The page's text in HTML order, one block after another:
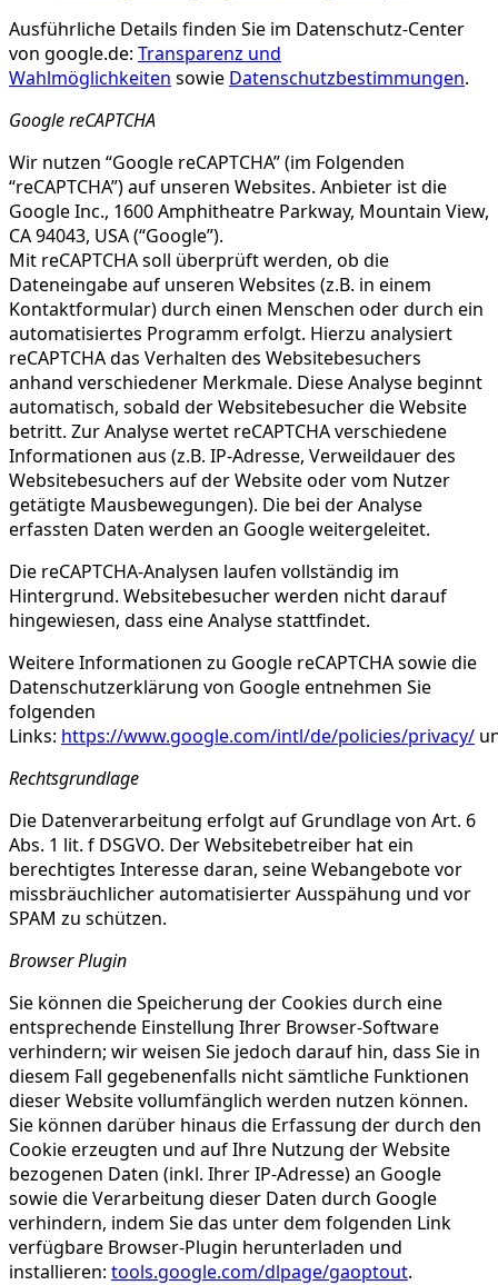
Ausführliche Details finden Sie im Datenschutz-Center
von google.de: Transparenz und
Wahlmöglichkeiten sowie Datenschutzbestimmungen.
Google reCAPTCHA
Wir nutzen “Google reCAPTCHA” (im Folgenden
“reCAPTCHA”) auf unseren Websites. Anbieter ist die
Google Inc., 1600 Amphitheatre Parkway, Mountain View,
CA 94043, USA (“Google”).
Mit reCAPTCHA soll überprüft werden, ob die
Dateneingabe auf unseren Websites (z.B. in einem
Kontaktformular) durch einen Menschen oder durch ein
automatisiertes Programm erfolgt. Hierzu analysiert
reCAPTCHA das Verhalten des Websitebesuchers
anhand verschiedener Merkmale. Diese Analyse beginnt
automatisch, sobald der Websitebesucher die Website
betritt. Zur Analyse wertet reCAPTCHA verschiedene
Informationen aus (z.B. IP-Adresse, Verweildauer des
Websitebesuchers auf der Website oder vom Nutzer
getätigte Mausbewegungen). Die bei der Analyse
erfassten Daten werden an Google weitergeleitet.
Die reCAPTCHA-Analysen laufen vollständig im
Hintergrund. Websitebesucher werden nicht darauf
hingewiesen, dass eine Analyse stattfindet.
Weitere Informationen zu Google reCAPTCHA sowie die
Datenschutzerklärung von Google entnehmen Sie
folgenden
Links: https://www.google.com/intl/de/policies/privacy/
Rechtsgrundlage
Die Datenverarbeitung erfolgt auf Grundlage von Art. 6
Abs. 1 lit. f DSGVO. Der Websitebetreiber hat ein
berechtigtes Interesse daran, seine Webangebote vor
missbräuchlicher automatisierter Ausspähung und vor
SPAM zu schützen.
Browser Plugin
Sie können die Speicherung der Cookies durch eine
entsprechende Einstellung Ihrer Browser-Software
verhindern; wir weisen Sie jedoch darauf hin, dass Sie in
diesem Fall gegebenenfalls nicht sämtliche Funktionen
dieser Website vollumfänglich werden nutzen können.
Sie können darüber hinaus die Erfassung der durch den
Cookie erzeugten und auf Ihre Nutzung der Website
bezogenen Daten (inkl. Ihrer IP-Adresse) an Google
sowie die Verarbeitung dieser Daten durch Google
verhindern, indem Sie das unter dem folgenden Link
verfügbare Browser-Plugin herunterladen und
installieren: tools.google.com/dlpage/gaoptout.